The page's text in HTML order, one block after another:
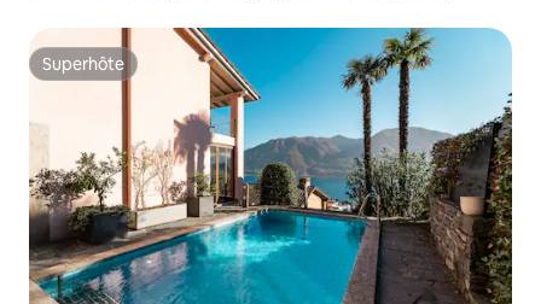
Superhôte
Superhôte